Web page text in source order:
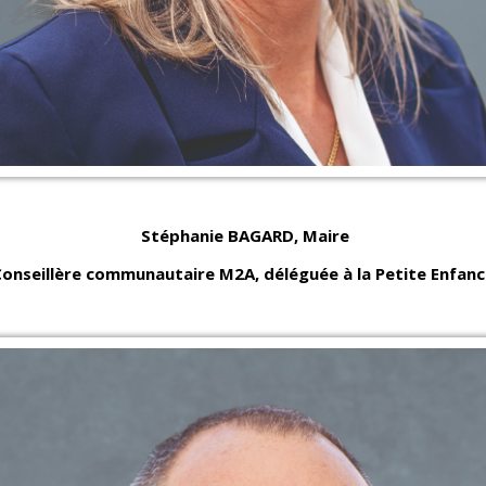
Stéphanie BAGARD, Maire
communautaire M2A, déléguée à la Petite